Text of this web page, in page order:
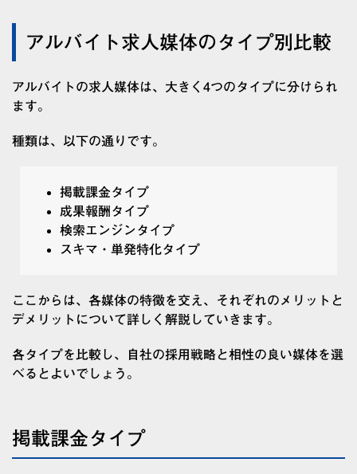
アルバイト求人媒体のタイプ別比較
アルバイトの求人媒体は、大きく4つのタイプに分けられ
ます。
種類は、以下の通りです。
掲載課金タイプ
成果報酬タイプ
検索エンジンタイプ
スキマ・単発特化タイプ
ここからは、各媒体の特徴を交え、それぞれのメリットと
デメリットについて詳しく解説していきます。
各タイプを比較し、自社の採用戦略と相性の良い媒体を選
べるとよいでしょう。
掲載課金タイプ